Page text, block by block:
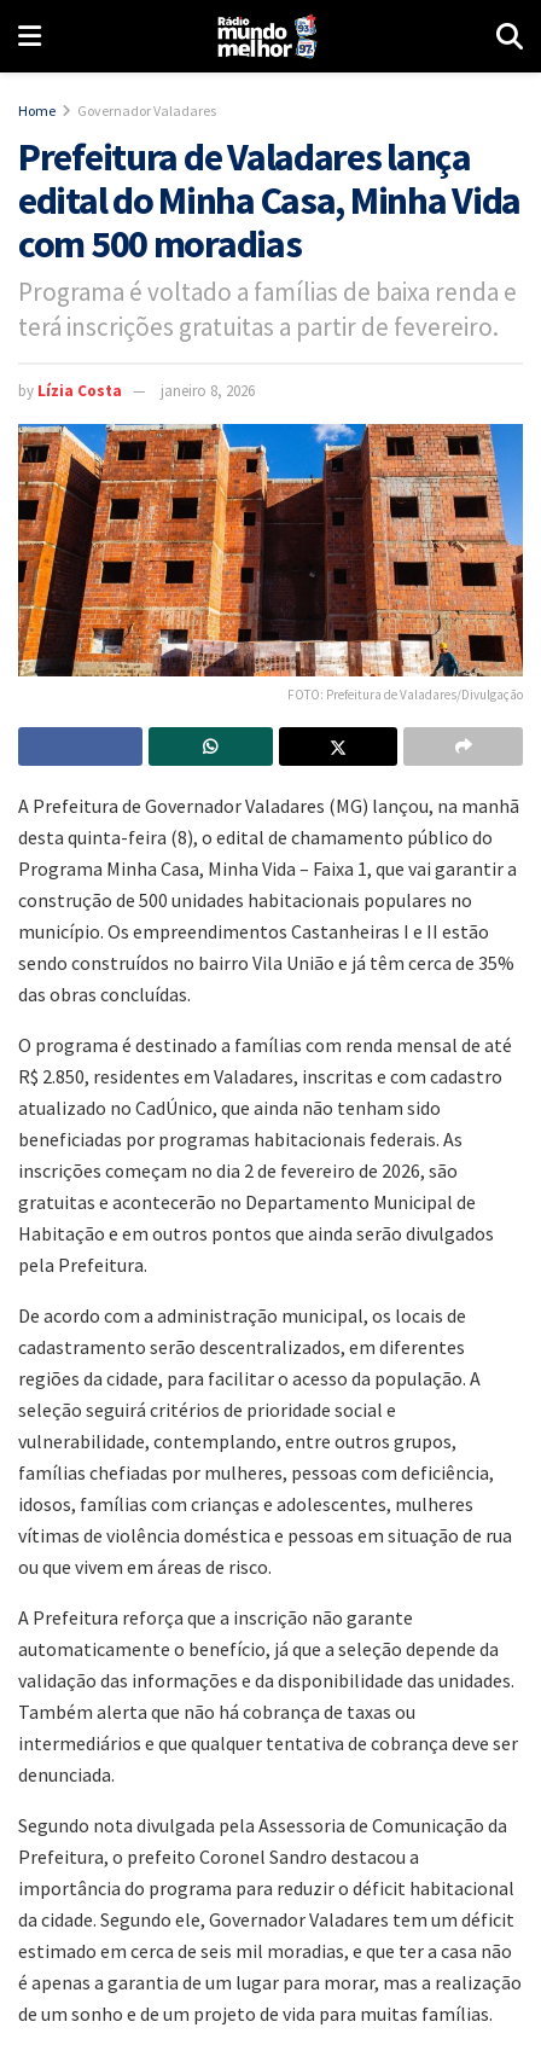
Home Governador Valadares
Prefeitura de Valadares lança
edital do Minha Casa, Minha Vida
com 500 moradias
Programa é voltado a famílias de baixa renda e
terá inscrições gratuitas a partir de fevereiro.
by Lízia Costa janeiro 8, 2026
FOTO: Prefeitura de Valadares/Divulgação
A Prefeitura de Governador Valadares (MG) lançou, na manhã
desta quinta-feira (8), o edital de chamamento público do
Programa Minha Casa, Minha Vida – Faixa 1, que vai garantir a
construção de 500 unidades habitacionais populares no
município. Os empreendimentos Castanheiras I e II estão
sendo construídos no bairro Vila União e já têm cerca de 35%
das obras concluídas.
O programa é destinado a famílias com renda mensal de até
R$ 2.850, residentes em Valadares, inscritas e com cadastro
atualizado no CadÚnico, que ainda não tenham sido
beneficiadas por programas habitacionais federais. As
inscrições começam no dia 2 de fevereiro de 2026, são
gratuitas e acontecerão no Departamento Municipal de
Habitação e em outros pontos que ainda serão divulgados
pela Prefeitura.
De acordo com a administração municipal, os locais de
cadastramento serão descentralizados, em diferentes
regiões da cidade, para facilitar o acesso da população. A
seleção seguirá critérios de prioridade social e
vulnerabilidade, contemplando, entre outros grupos,
famílias chefiadas por mulheres, pessoas com deficiência,
idosos, famílias com crianças e adolescentes, mulheres
vítimas de violência doméstica e pessoas em situação de rua
ou que vivem em áreas de risco.
A Prefeitura reforça que a inscrição não garante
automaticamente o benefício, já que a seleção depende da
validação das informações e da disponibilidade das unidades.
Também alerta que não há cobrança de taxas ou
intermediários e que qualquer tentativa de cobrança deve ser
denunciada.
Segundo nota divulgada pela Assessoria de Comunicação da
Prefeitura, o prefeito Coronel Sandro destacou a
importância do programa para reduzir o déficit habitacional
da cidade. Segundo ele, Governador Valadares tem um déficit
estimado em cerca de seis mil moradias, e que ter a casa não
é apenas a garantia de um lugar para morar, mas a realização
de um sonho e de um projeto de vida para muitas famílias.